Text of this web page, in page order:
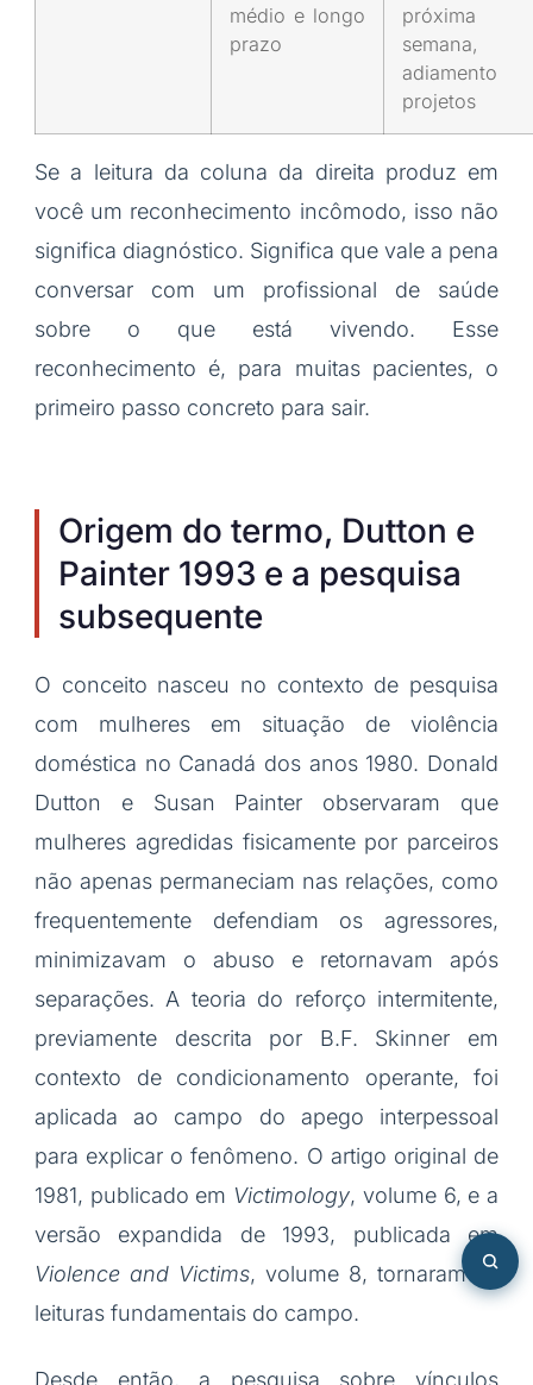
médio e longo
prazo
próxima
semana,
adiamento
projetos
Se a leitura da coluna da direita produz em
você um reconhecimento incômodo, isso não
significa diagnóstico. Significa que vale a pena
conversar com um profissional de saúde
sobre o que está vivendo. Esse
reconhecimento é, para muitas pacientes, o
primeiro passo concreto para sair.
Origem do termo, Dutton e
Painter 1993 e a pesquisa
subsequente
O conceito nasceu no contexto de pesquisa
com mulheres em situação de violência
doméstica no Canadá dos anos 1980. Donald
Dutton e Susan Painter observaram que
mulheres agredidas fisicamente por parceiros
não apenas permaneciam nas relações, como
frequentemente defendiam os agressores,
minimizavam o abuso e retornavam após
separações. A teoria do reforço intermitente,
previamente descrita por B.F. Skinner em
contexto de condicionamento operante, foi
aplicada ao campo do apego interpessoal
para explicar o fenômeno. O artigo original de
1981, publicado em Victimology, volume 6, e a
versão expandida de 1993, publicada em
Violence and Victims, volume 8, tornaram-se
leituras fundamentais do campo.
Desde então, a pesquisa sobre vínculos